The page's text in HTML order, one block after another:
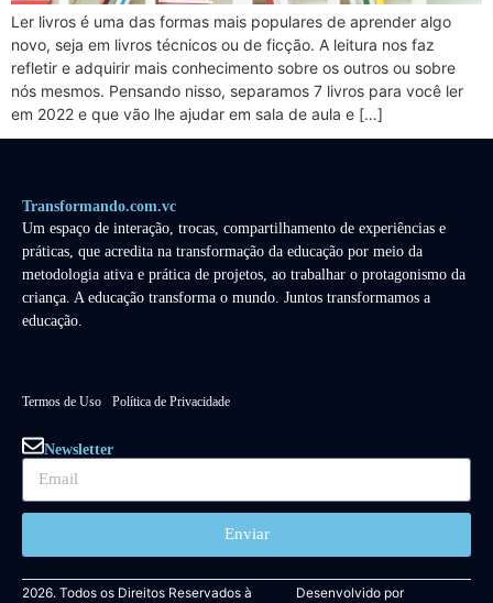
Ler livros é uma das formas mais populares de aprender algo
novo, seja em livros técnicos ou de ficção. A leitura nos faz
refletir e adquirir mais conhecimento sobre os outros ou sobre
nós mesmos. Pensando nisso, separamos 7 livros para você ler
em 2022 e que vão lhe ajudar em sala de aula e […]
Transformando.com.vc
Um espaço de interação, trocas, compartilhamento de experiências e
práticas, que acredita na transformação da educação por meio da
metodologia ativa e prática de projetos, ao trabalhar o protagonismo da
criança. A educação transforma o mundo. Juntos transformamos a
educação.
Termos de Uso Política de Privacidade
Newsletter
Enviar
2026. Todos os Direitos Reservados à Desenvolvido por